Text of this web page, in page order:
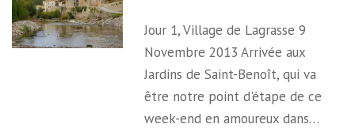
Jour 1, Village de Lagrasse 9
Novembre 2013 Arrivée aux
Jardins de Saint-Benoît, qui va
être notre point d'étape de ce
week-end en amoureux dans…